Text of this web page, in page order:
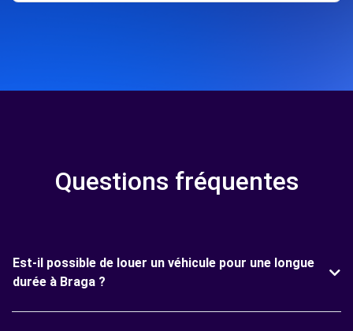
Questions fréquentes
Est-il possible de louer un véhicule pour une longue
durée à Braga ?